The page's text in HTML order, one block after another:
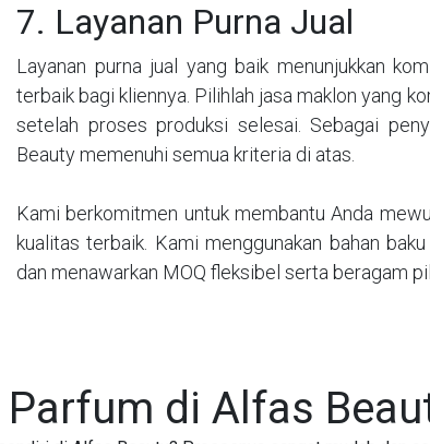
7. Layanan Purna Jual
Layanan purna jual yang baik menunjukkan
terbaik bagi kliennya. Pilihlah jasa maklon yang
setelah proses produksi selesai. Sebagai
Beauty memenuhi semua kriteria di atas.
Kami berkomitmen untuk membantu Anda
kualitas terbaik. Kami menggunakan bahan
dan menawarkan MOQ fleksibel serta beragam
di Alfas